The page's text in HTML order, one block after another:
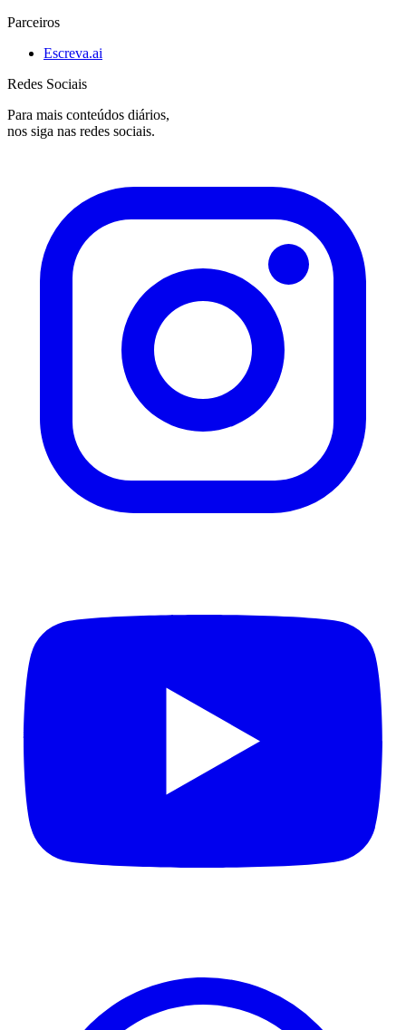
Parceiros
Escreva.ai
Redes Sociais
Para mais conteúdos diários,
nos siga nas redes sociais.